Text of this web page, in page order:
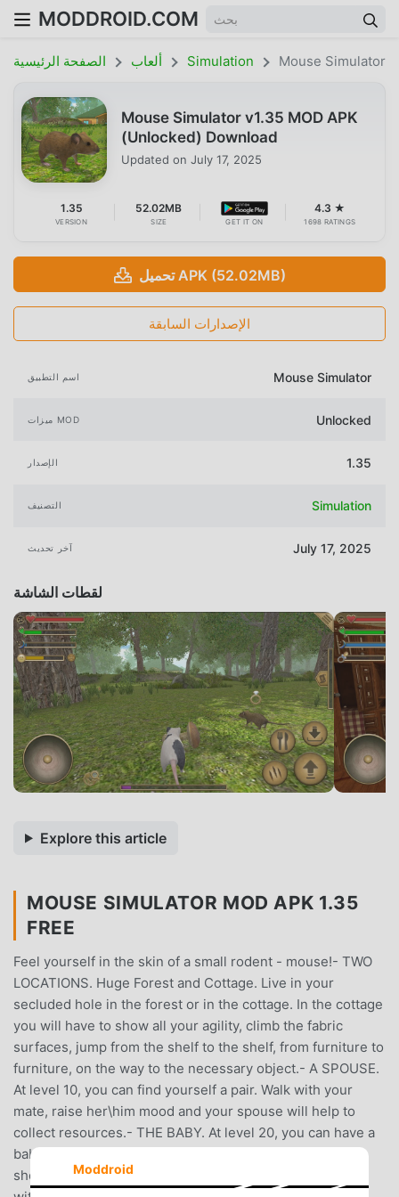
MODDROID.COM
الصفحة الرئيسية ألعاب Simulation Mouse Simulator
Mouse Simulator v1.35 MOD APK
(Unlocked) Download
Updated on July 17, 2025
1.35
VERSION
52.02MB
SIZE GET IT ON
4.3 ★
1698 RATINGS
تحميل APK (52.02MB)
الإصدارات السابقة
اسم التطبيق Mouse Simulator
ميزات MOD Unlocked
الإصدار 1.35
التصنيف Simulation
آخر تحديث July 17, 2025
لقطات الشاشة
Explore this article
MOUSE SIMULATOR MOD APK 1.35
FREE
Feel yourself in the skin of a small rodent - mouse!- TWO
LOCATIONS. Huge Forest and Cottage. Live in your
secluded hole in the forest or in the cottage. In the cottage
you will have to show all your agility, climb the fabric
surfaces, jump from the shelf to the shelf, from furniture to
furniture, on the way to the necessary object.- A SPOUSE.
At level 10, you can find yourself a pair. Walk with your
mate, raise her\him mood and your spouse will help to
collect resources.- THE BABY. At level 20, you can have a
baby. Feed it up, and then teach an independent life,
showing how this world works. After which he will stay
Moddroid